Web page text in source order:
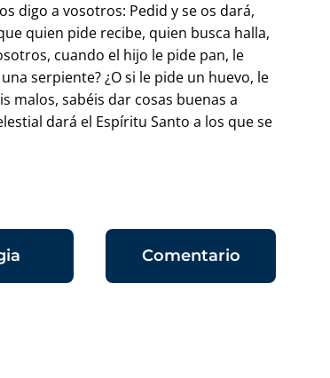
digo a vosotros: Pedid y se os dará,
quien pide recibe, quien busca halla,
cuando el hijo le pide pan, le
serpiente? ¿O si le pide un huevo, le
malos, sabéis dar cosas buenas a
dará el Espíritu Santo a los que se
Comentario